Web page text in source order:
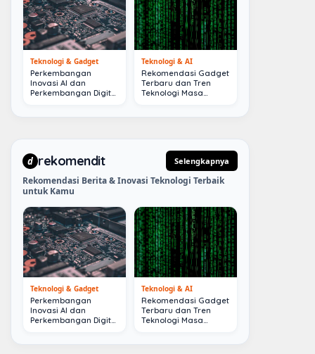
Teknologi & Gadget
Perkembangan
Inovasi AI dan
Perkembangan Digital
Teknologi & AI
Rekomendasi Gadget
Terbaru dan Tren
Teknologi Masa
d rekomendit Selengkapnya
Rekomendasi Berita & Inovasi Teknologi Terbaik
untuk Kamu
Teknologi & Gadget
Perkembangan
Inovasi AI dan
Perkembangan Digital
Teknologi & AI
Rekomendasi Gadget
Terbaru dan Tren
Teknologi Masa